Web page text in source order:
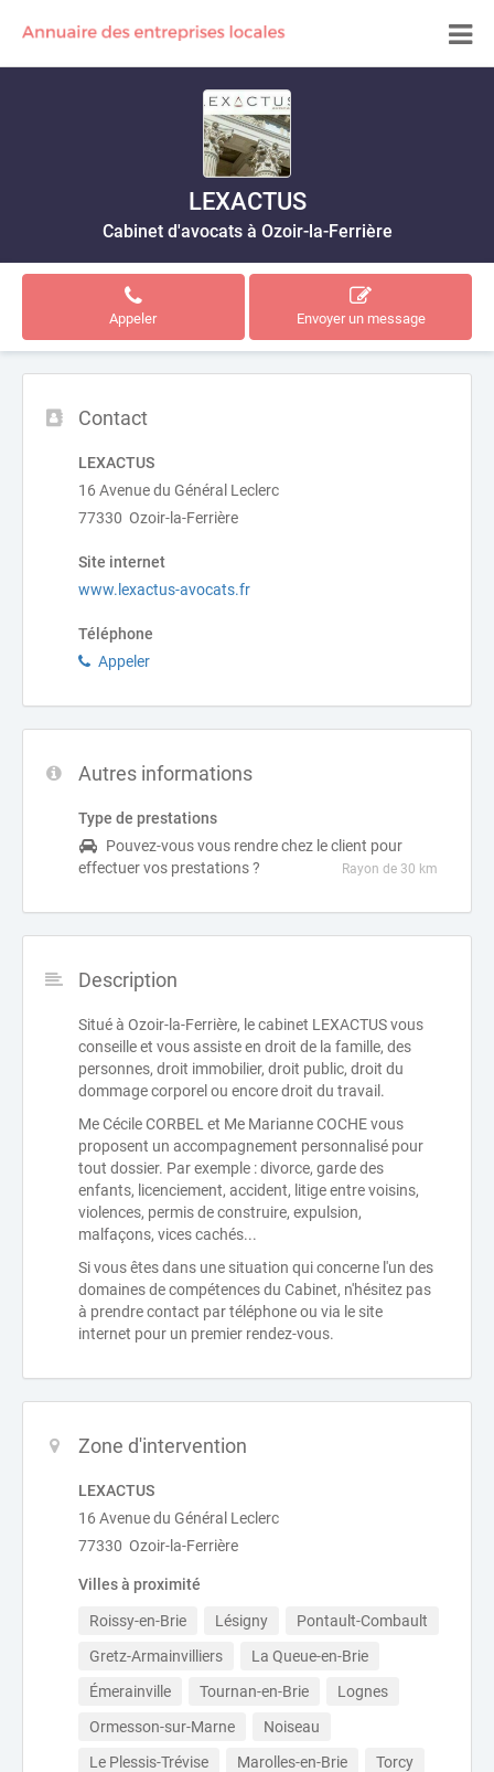
LEXACTUS
Cabinet d'avocats à Ozoir-la-Ferrière
Appeler Envoyer un message
Contact
LEXACTUS
16 Avenue du Général Leclerc
77330 Ozoir-la-Ferrière
Site internet
www.lexactus-avocats.fr
Téléphone
Appeler
Autres informations
Type de prestations
Pouvez-vous vous rendre chez le client pour
effectuer vos prestations ?
Rayon de 30 km
Description
Situé à Ozoir-la-Ferrière, le cabinet LEXACTUS vous
conseille et vous assiste en droit de la famille, des
personnes, droit immobilier, droit public, droit du
dommage corporel ou encore droit du travail.
Me Cécile CORBEL et Me Marianne COCHE vous
proposent un accompagnement personnalisé pour
tout dossier. Par exemple : divorce, garde des
enfants, licenciement, accident, litige entre voisins,
violences, permis de construire, expulsion,
malfaçons, vices cachés...
Si vous êtes dans une situation qui concerne l'un des
domaines de compétences du Cabinet, n'hésitez pas
à prendre contact par téléphone ou via le site
internet pour un premier rendez-vous.
Zone d'intervention
LEXACTUS
16 Avenue du Général Leclerc
77330 Ozoir-la-Ferrière
Villes à proximité
Roissy-en-Brie Lésigny
Pontault-Combault
Gretz-Armainvilliers
La Queue-en-Brie
Émerainville
Tournan-en-Brie
Lognes
Ormesson-sur-Marne
Noiseau
Le Plessis-Trévise
Marolles-en-Brie
Torcy